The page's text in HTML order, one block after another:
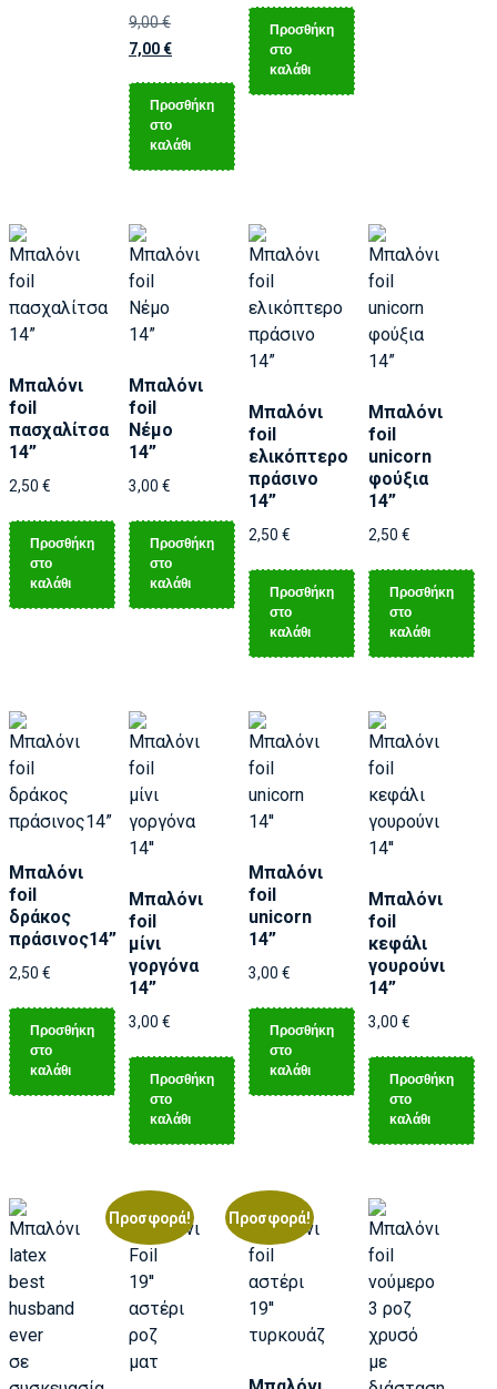
9,00€
7,00€
Προσθήκη
στο
καλάθι
Προσθήκη
στο
καλάθι
Μπαλόνι
foil
πασχαλίτσα
14”
2,50 €
Προσθήκη
στο
καλάθι
Μπαλόνι
foil
Νέμο
14”
3,00 €
Προσθήκη
στο
καλάθι
Μπαλόνι
foil
ελικόπτερο
πράσινο
14”
2,50 €
Προσθήκη
στο
καλάθι
Μπαλόνι
foil
unicorn
φούξια
14”
2,50 €
Προσθήκη
στο
καλάθι
Μπαλόνι
foil
δράκος
πράσινος14”
2,50 €
Προσθήκη
στο
καλάθι
Μπαλόνι
foil
μίνι
γοργόνα
14”
3,00 €
Προσθήκη
στο
καλάθι
Μπαλόνι
foil
unicorn
14”
3,00 €
Προσθήκη
στο
καλάθι
Μπαλόνι
foil
κεφάλι
γουρούνι
14”
3,00 €
Προσθήκη
στο
καλάθι
Προσφορά! Προσφορά!